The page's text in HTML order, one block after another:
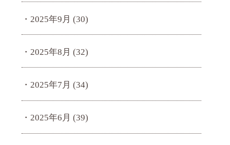
2025年9月 (30)
2025年8月 (32)
2025年7月 (34)
2025年6月 (39)